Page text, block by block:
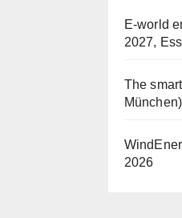
E-world
2027,
The
München)
2026